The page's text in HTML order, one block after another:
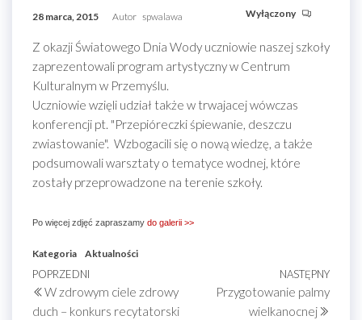
28 marca, 2015 Autor spwalawa Wyłączony
Z okazji Światowego Dnia Wody uczniowie naszej szkoły
zaprezentowali program artystyczny w Centrum
Kulturalnym w Przemyślu.
Uczniowie wzięli udział także w trwajacej wówczas
konferencji pt. "Przepióreczki śpiewanie, deszczu
zwiastowanie". Wzbogacili się o nową wiedzę, a także
podsumowali warsztaty o tematyce wodnej, które
zostały przeprowadzone na terenie szkoły.
Po więcej zdjęć zapraszamy do galerii >>
Kategoria Aktualności
Nawigacja
wpisu
Poprzedni
wpis
POPRZEDNI
W zdrowym ciele zdrowy
duch – konkurs recytatorski
wpis
NASTĘPNY
Przygotowanie palmy
wielkanocnej